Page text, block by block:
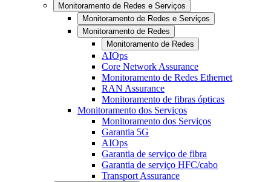
Monitoramento de Redes e Serviços
Monitoramento de Redes e Serviços
Monitoramento de Redes
Monitoramento de Redes
AIOps
Core Network Assurance
Monitoramento de Redes Ethernet
RAN Assurance
Monitoramento de fibras ópticas
Monitoramento dos Serviços
Monitoramento dos Serviços
Garantia 5G
AIOps
Garantia de serviço de fibra
Garantia de serviço HFC/cabo
Transport Assurance